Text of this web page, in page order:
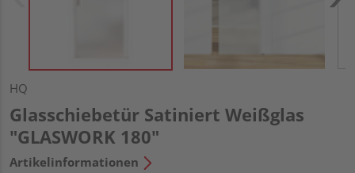
HQ
Glasschiebetür Satiniert Weißglas
"GLASWORK 180"
Artikelinformationen